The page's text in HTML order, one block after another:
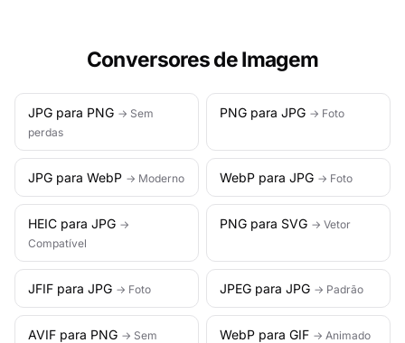
Conversores de Imagem
JPG para PNG → Sem
perdas
PNG para JPG → Foto
JPG para WebP → Moderno WebP para JPG → Foto
HEIC para JPG →
Compatível
PNG para SVG → Vetor
JFIF para JPG → Foto JPEG para JPG → Padrão
AVIF para PNG → Sem
WebP para GIF → Animado